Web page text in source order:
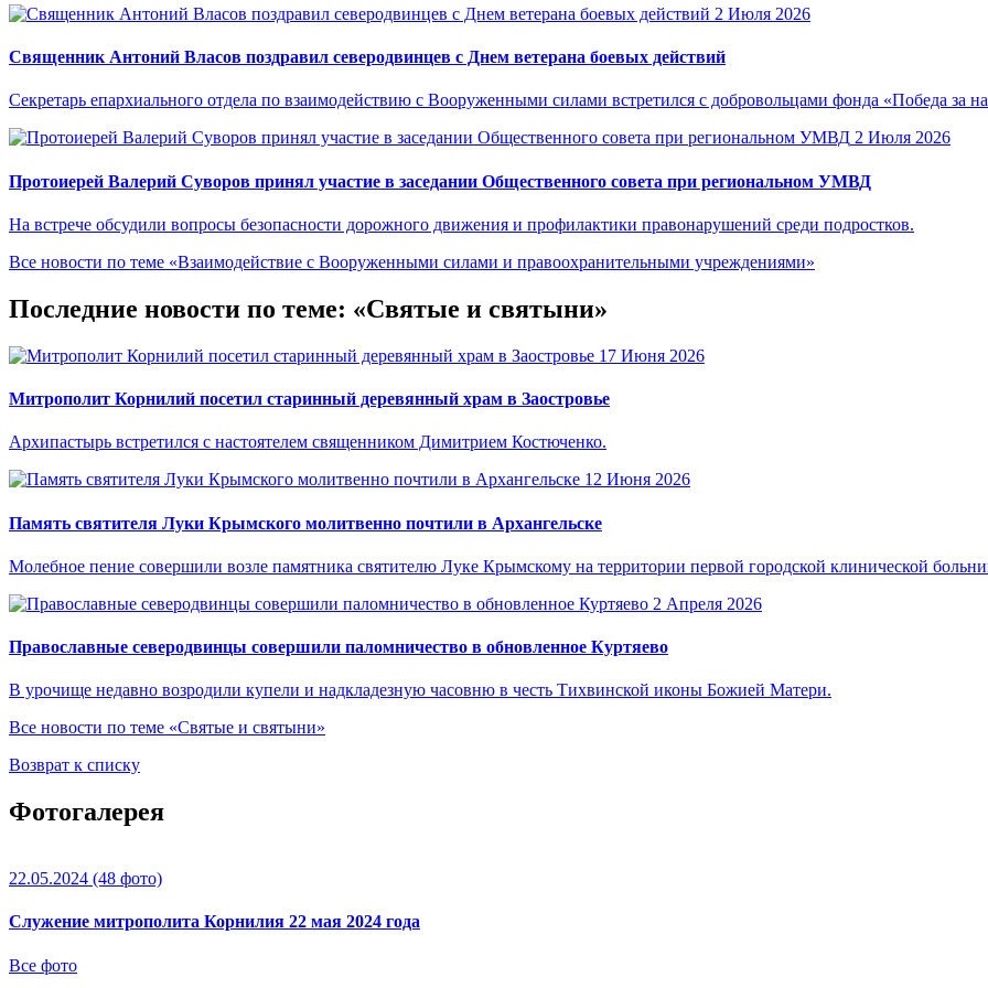
2 Июля 2026
Священник Антоний Власов поздравил северодвинцев с Днем ветерана боевых действий
Секретарь епархиального отдела по взаимодействию с Вооруженными силами встретился с добровольцами фонда «Победа за
2 Июля 2026
Протоиерей Валерий Суворов принял участие в заседании Общественного совета при региональном УМВД
На встрече обсудили вопросы безопасности дорожного движения и профилактики правонарушений среди подростков.
Все новости по теме «Взаимодействие с Вооруженными силами и правоохранительными учреждениями»
Последние новости по теме: «Святые и святыни»
17 Июня 2026
Митрополит Корнилий посетил старинный деревянный храм в Заостровье
Архипастырь встретился с настоятелем священником Димитрием Костюченко.
12 Июня 2026
Память святителя Луки Крымского молитвенно почтили в Архангельске
Молебное пение совершили возле памятника святителю Луке Крымскому на территории первой городской клинической
2 Апреля 2026
Православные северодвинцы совершили паломничество в обновленное Куртяево
В урочище недавно возродили купели и надкладезную часовню в честь Тихвинской иконы Божией Матери.
Все новости по теме «Святые и святыни»
Возврат к списку
Фотогалерея
22.05.2024 (48 фото)
Служение митрополита Корнилия 22 мая 2024 года
Все фото